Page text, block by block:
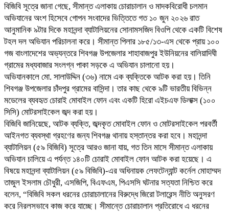
বিজিবি সূত্রে জানা গেছে, সীমান্ত এলাকায় চোরাচালান ও মাদকবিরোধী চলমান
অভিযানের অংশ হিসেবে গোপন সংবাদের ভিত্তিতে গত ১০ জুন ২০২৬ রাত
আনুমানিক ৯টার দিকে মহানন্দা ব্যাটালিয়নের সোনামসজিদ বিওপি থেকে একটি বিশেষ
টহল দল অভিযান পরিচালনা করে। সীমান্ত পিলার ১৮৫/১৩-এস থেকে প্রায় ১০০
গজ বাংলাদেশের অভ্যন্তরে শিবগঞ্জ উপজেলার শাহাবাজপুর ইউনিয়নের বালিয়াদিঘী
গ্রামের মধ্যবাজার সংলগ্ন পাকা সড়কে এ অভিযান চালানো হয়।
অভিযানকালে মো. সালাউদ্দিন (৩৬) নামে এক ব্যক্তিকে আটক করা হয়। তিনি
শিবগঞ্জ উপজেলার চাঁদপুর গ্রামের বাসিন্দা। তার কাছ থেকে ৯টি ভারতীয় বিভিন্ন
মডেলের ব্যবহৃত চোরাই মোবাইল ফোন এবং একটি হিরো এইচএফ ডিলাক্স (১০০
সিসি) মোটরসাইকেল জব্দ করা হয়।
বিজিবি জানিয়েছে, আটক ব্যক্তি, জব্দকৃত মোবাইল ফোন ও মোটরসাইকেল পরবর্তী
আইনগত ব্যবস্থা গ্রহণের জন্য শিবগঞ্জ থানায় হস্তান্তর করা হবে। মহানন্দা
ব্যাটালিয়ন (৫৯ বিজিবি) সূত্রে আরও জানা যায়, গত তিন মাসে সীমান্ত এলাকায়
অভিযান চালিয়ে এ পর্যন্ত ১৪০টি চোরাই মোবাইল ফোন আটক করা হয়েছে। এ
বিষয়ে মহানন্দা ব্যাটালিয়ন (৫৯ বিজিবি)-এর অধিনায়ক লেফটেন্যান্ট কর্নেল মোহাম্মদ
তাজুল ইসলাম চৌধুরী, এসজিপি, বিএফএম, পিএসসি ঘটনার সত্যতা নিশ্চিত করে
বলেন, “বিজিবি সকল ধরনের চোরাচালানের বিরুদ্ধে জিরো টলারেন্স নীতি অনুসরণ
করে নিরলসভাবে কাজ করে যাচ্ছে। সীমান্তে চোরাচালান প্রতিরোধে এ ধরনের